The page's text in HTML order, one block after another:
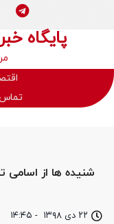
پایگاه
تماس
۲۲ دی ۱۳۹۸ - ۱۴:۴۵
شنیده ها از اسامی